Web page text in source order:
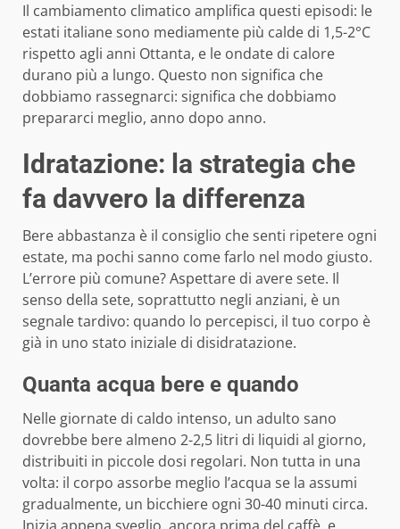
Il cambiamento climatico amplifica questi episodi: le
estati italiane sono mediamente più calde di 1,5-2°C
rispetto agli anni Ottanta, e le ondate di calore
durano più a lungo. Questo non significa che
dobbiamo rassegnarci: significa che dobbiamo
prepararci meglio, anno dopo anno.
Idratazione: la strategia che
fa davvero la differenza
Bere abbastanza è il consiglio che senti ripetere ogni
estate, ma pochi sanno come farlo nel modo giusto.
L’errore più comune? Aspettare di avere sete. Il
senso della sete, soprattutto negli anziani, è un
segnale tardivo: quando lo percepisci, il tuo corpo è
già in uno stato iniziale di disidratazione.
Quanta acqua bere e quando
Nelle giornate di caldo intenso, un adulto sano
dovrebbe bere almeno 2-2,5 litri di liquidi al giorno,
distribuiti in piccole dosi regolari. Non tutta in una
volta: il corpo assorbe meglio l’acqua se la assumi
gradualmente, un bicchiere ogni 30-40 minuti circa.